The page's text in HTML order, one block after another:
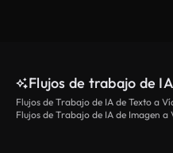
Flujos de trabajo de IA
Flujos de Trabajo de IA de Texto a
Flujos de Trabajo de IA de Imagen a